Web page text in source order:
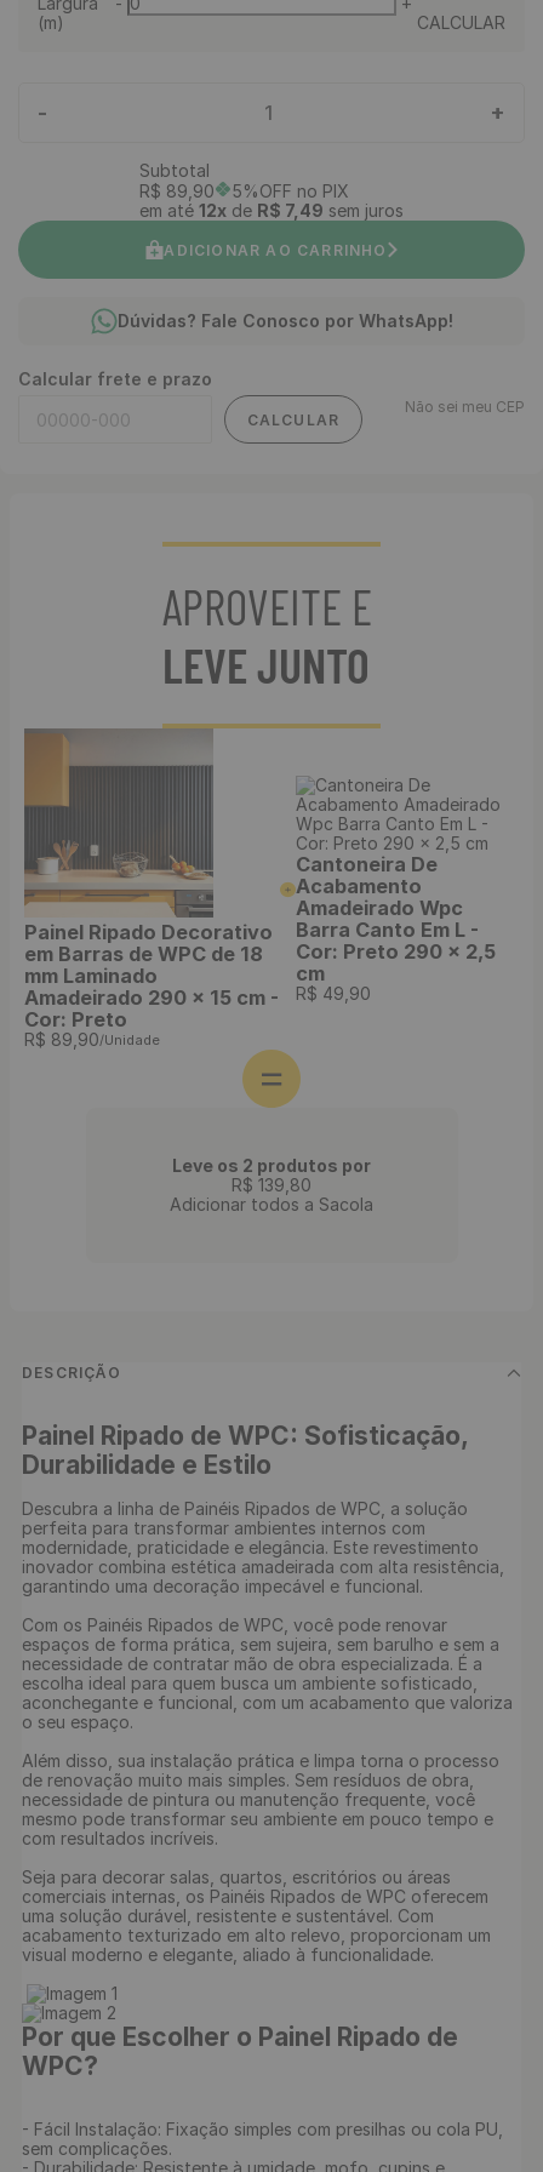
(m)
CALCULAR
- 1 +
Subtotal
R$ 89 90
5%OFF no PIX
em até 12x de R$ 7, 49 sem juros
ADICIONAR AO CARRINHO
Dúvidas? Fale Conosco por WhatsApp!
Calcular frete e prazo
CALCULAR
Não sei meu CEP
APROVEITE E
LEVE JUNTO
Painel Ripado Decorativo
em Barras de WPC de 18
mm Laminado
Amadeirado 290 x 15 cm -
Cor: Preto
R$ 89 90/Unidade
Cantoneira De
Acabamento
Amadeirado Wpc
Barra Canto Em L -
Cor: Preto 290 x 2,5
cm
R$ 49 90
Leve os 2 produtos por
R$ 139 80
Adicionar todos a Sacola
DESCRIÇÃO
Painel Ripado de WPC: Sofisticação,
Durabilidade e Estilo
Descubra a linha de Painéis Ripados de WPC, a solução
perfeita para transformar ambientes internos com
modernidade, praticidade e elegância. Este revestimento
inovador combina estética amadeirada com alta resistência,
garantindo uma decoração impecável e funcional.
Com os Painéis Ripados de WPC, você pode renovar
espaços de forma prática, sem sujeira, sem barulho e sem a
necessidade de contratar mão de obra especializada. É a
escolha ideal para quem busca um ambiente sofisticado,
aconchegante e funcional, com um acabamento que valoriza
o seu espaço.
Além disso, sua instalação prática e limpa torna o processo
de renovação muito mais simples. Sem resíduos de obra,
necessidade de pintura ou manutenção frequente, você
mesmo pode transformar seu ambiente em pouco tempo e
com resultados incríveis.
Seja para decorar salas, quartos, escritórios ou áreas
comerciais internas, os Painéis Ripados de WPC oferecem
uma solução durável, resistente e sustentável. Com
acabamento texturizado em alto relevo, proporcionam um
visual moderno e elegante, aliado à funcionalidade.
Por que Escolher o Painel Ripado de
WPC?
- Fácil Instalação: Fixação simples com presilhas ou cola PU,
sem complicações.
- Durabilidade: Resistente à umidade, mofo, cupins e